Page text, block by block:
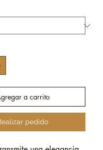
a carrito
pedido